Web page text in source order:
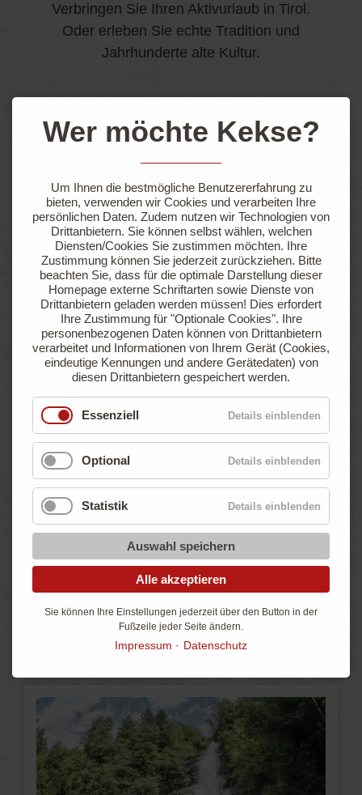
Verbringen Sie Ihren Aktivurlaub in Tirol.
Oder erleben Sie echte Tradition und
Jahrhunderte alte Kultur.
Wer möchte Kekse?
Um Ihnen die bestmögliche Benutzererfahrung zu
bieten, verwenden wir Cookies und verarbeiten Ihre
persönlichen Daten. Zudem nutzen wir Technologien von
Drittanbietern. Sie können selbst wählen, welchen
Diensten/Cookies Sie zustimmen möchten. Ihre
Zustimmung können Sie jederzeit zurückziehen. Bitte
beachten Sie, dass für die optimale Darstellung dieser
Homepage externe Schriftarten sowie Dienste von
Drittanbietern geladen werden müssen! Dies erfordert
Ihre Zustimmung für "Optionale Cookies". Ihre
personenbezogenen Daten können von Drittanbietern
verarbeitet und Informationen von Ihrem Gerät (Cookies,
eindeutige Kennungen und andere Gerätedaten) von
diesen Drittanbietern gespeichert werden.
Essenziell Details einblenden
Optional Details einblenden
Statistik Details einblenden
Auswahl speichern
Alle akzeptieren
Sie können Ihre Einstellungen jederzeit über den Button in der
Fußzeile jeder Seite ändern.
Impressum Datenschutz